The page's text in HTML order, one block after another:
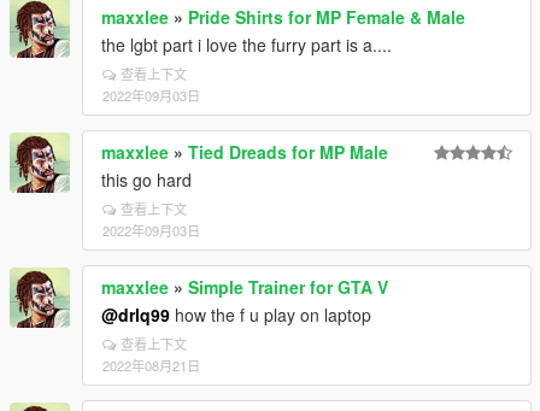
maxxlee » Pride Shirts for MP Female & Male
the lgbt part i love the furry part is a....
查看上下文
2022年09月03日
maxxlee » Tied Dreads for MP Male
this go hard
查看上下文
2022年09月03日
maxxlee » Simple Trainer for GTA V
@drlq99 how the f u play on laptop
查看上下文
2022年08月21日